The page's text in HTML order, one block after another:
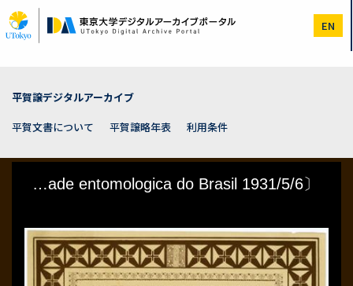
イ
ン
EN
平賀譲デジタルアーカイブ
平賀文書について
平賀譲略年表 利用条件